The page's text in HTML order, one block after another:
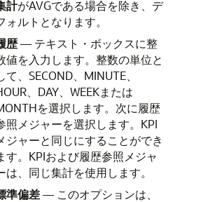
計がAVGである場合を除き、デ
ォルトとなります。
歴— テキスト・ボックスに整
値を入力します。整数の単位と
て、SECOND、MINUTE、
、DAY、WEEKまたは
を選択します。次に履歴
照メジャーを選択します。KPI
ジャーと同じにすることができ
す。KPIおよび履歴参照メジャ
は、同じ集計を使用します。
準偏差— このオプションは、